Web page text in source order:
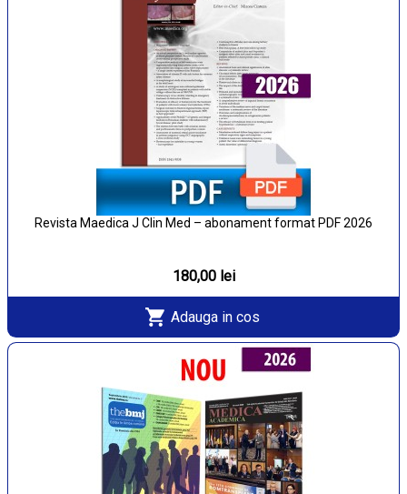
Revista Maedica J Clin Med – abonament format PDF 2026
180,00 lei
Adauga in cos